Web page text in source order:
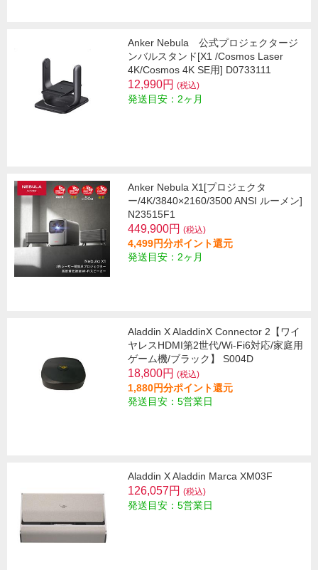
Anker Nebula 公式プロジェクタージ
ンバルスタンド[X1 /Cosmos Laser
4K/Cosmos 4K SE用] D0733111
12,990円 (税込)
発送目安：2ヶ月
Anker Nebula X1[プロジェクタ
ー/4K/3840×2160/3500 ANSI ルーメン]
N23515F1
449,900円 (税込)
4,499円分ポイント還元
発送目安：2ヶ月
Aladdin X AladdinX Connector 2【ワイ
ヤレスHDMI第2世代/Wi-Fi6対応/家庭用
ゲーム機/ブラック】 S004D
18,800円 (税込)
1,880円分ポイント還元
発送目安：5営業日
Aladdin X Aladdin Marca XM03F
126,057円 (税込)
発送目安：5営業日